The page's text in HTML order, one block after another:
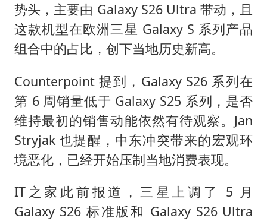
势头，主要由 Galaxy S26 Ultra 带动，且
这款机型在欧洲三星 Galaxy S 系列产品
组合中的占比，创下当地历史新高。
Counterpoint 提到，Galaxy S26 系列在
第 6 周销量低于 Galaxy S25 系列，是否
维持最初的销售动能依然有待观察。Jan
Stryjak 也提醒，中东冲突带来的宏观环
境恶化，已经开始压制当地消费表现。
IT之家此前报道，三星上调了 5 月
Galaxy S26 标准版和 Galaxy S26 Ultra